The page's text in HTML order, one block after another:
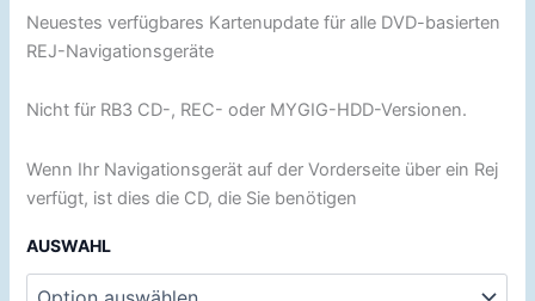
Neuestes verfügbares Kartenupdate für alle DVD-basierten
REJ-Navigationsgeräte
Nicht für RB3 CD-, REC- oder MYGIG-HDD-Versionen.
Wenn Ihr Navigationsgerät auf der Vorderseite über ein Rej
verfügt, ist dies die CD, die Sie benötigen
AUSWAHL